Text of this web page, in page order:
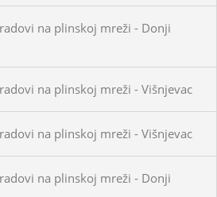
na plinskoj mreži - Donji
na plinskoj mreži - Višnjevac
na plinskoj mreži - Višnjevac
na plinskoj mreži - Donji